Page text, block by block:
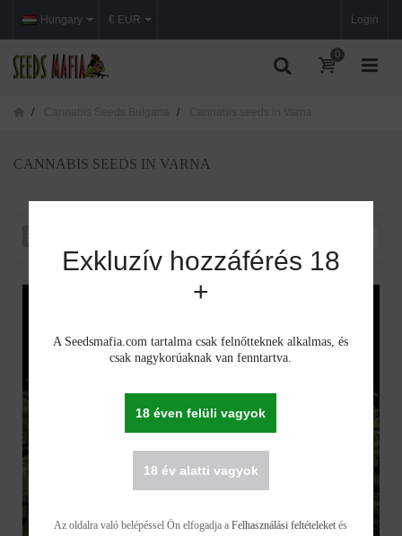
Hungary Login
€ EUR
0
CANNABIS SEEDS IN VARNA
Exkluzív hozzáférés 18
+
A Seedsmafia.com tartalma csak felnőtteknek alkalmas, és
csak nagykorúaknak van fenntartva.
18 éven felüli vagyok
18 év alatti vagyok
Az oldalra való belépéssel Ön elfogadja aFelhasználási feltételeket és